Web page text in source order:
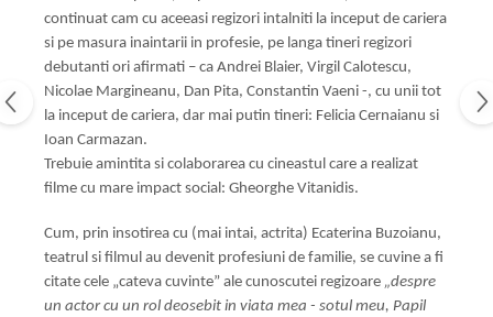
continuat cam cu aceeasi regizori intalniti la inceput de cariera
si pe masura inaintarii in profesie, pe langa tineri regizori
debutanti ori afirmati – ca Andrei Blaier, Virgil Calotescu,
Nicolae Margineanu, Dan Pita, Constantin Vaeni -, cu unii tot
la inceput de cariera, dar mai putin tineri: Felicia Cernaianu si
Ioan Carmazan.
Trebuie amintita si colaborarea cu cineastul care a realizat
filme cu mare impact social: Gheorghe Vitanidis.
Cum, prin insotirea cu (mai intai, actrita) Ecaterina Buzoianu,
teatrul si filmul au devenit profesiuni de familie, se cuvine a fi
citate cele „cateva cuvinte” ale cunoscutei regizoare „despre
un actor cu un rol deosebit in viata mea - sotul meu, Papil